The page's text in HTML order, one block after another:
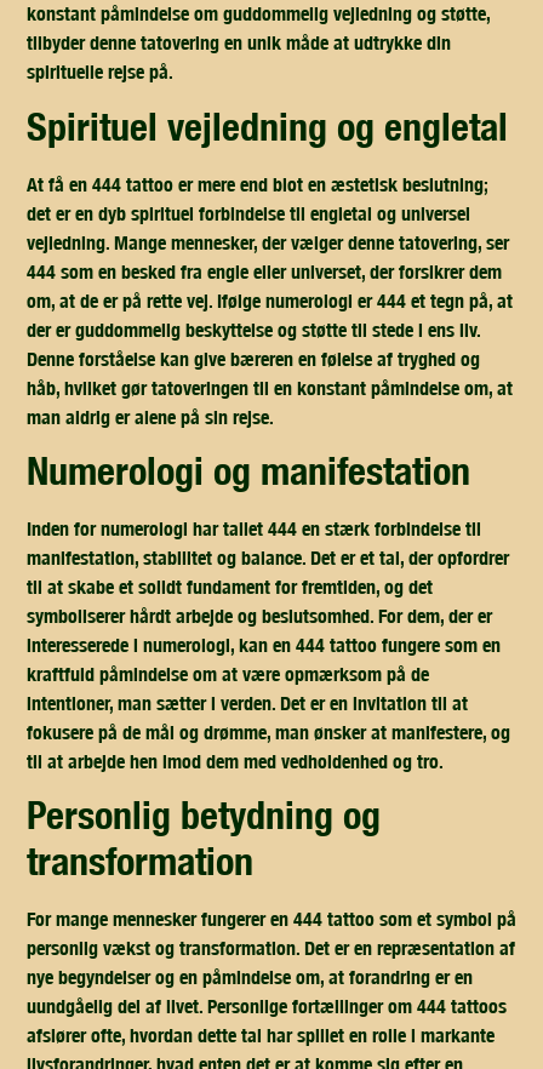
konstant påmindelse om guddommelig vejledning og støtte,
tilbyder denne tatovering en unik måde at udtrykke din
spirituelle rejse på.
spirituel vejledning og engletal
At få en 444 tattoo er mere end blot en æstetisk beslutning;
det er en dyb spirituel forbindelse til engletal og universel
vejledning. Mange mennesker, der vælger denne tatovering, ser
444 som en besked fra engle eller universet, der forsikrer dem
om, at de er på rette vej. Ifølge numerologi er 444 et tegn på, at
der er guddommelig beskyttelse og støtte til stede i ens liv.
Denne forståelse kan give bæreren en følelse af tryghed og
håb, hvilket gør tatoveringen til en konstant påmindelse om, at
man aldrig er alene på sin rejse.
numerologi og manifestation
Inden for numerologi har tallet 444 en stærk forbindelse til
manifestation, stabilitet og balance. Det er et tal, der opfordrer
til at skabe et solidt fundament for fremtiden, og det
symboliserer hårdt arbejde og beslutsomhed. For dem, der er
interesserede i numerologi, kan en 444 tattoo fungere som en
kraftfuld påmindelse om at være opmærksom på de
intentioner, man sætter i verden. Det er en invitation til at
fokusere på de mål og drømme, man ønsker at manifestere, og
til at arbejde hen imod dem med vedholdenhed og tro.
personlig betydning og
transformation
For mange mennesker fungerer en 444 tattoo som et symbol på
personlig vækst og transformation. Det er en repræsentation af
nye begyndelser og en påmindelse om, at forandring er en
uundgåelig del af livet. Personlige fortællinger om 444 tattoos
afslører ofte, hvordan dette tal har spillet en rolle i markante